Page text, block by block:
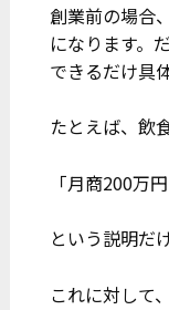
創業前の場合
になります。
できるだけ具
たとえば、飲
「月商200万
という説明だ
これに対して、